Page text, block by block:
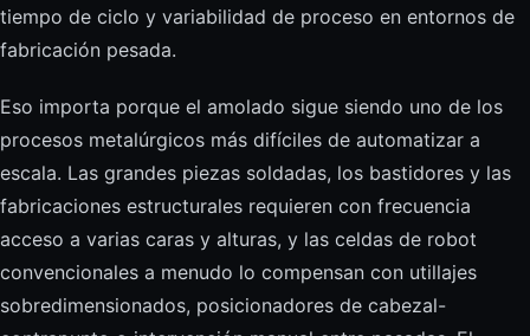
tiempo de ciclo y variabilidad de proceso en entornos de
fabricación pesada.
Eso importa porque el amolado sigue siendo uno de los
procesos metalúrgicos más difíciles de automatizar a
escala. Las grandes piezas soldadas, los bastidores y las
fabricaciones estructurales requieren con frecuencia
acceso a varias caras y alturas, y las celdas de robot
convencionales a menudo lo compensan con utillajes
sobredimensionados, posicionadores de cabezal-